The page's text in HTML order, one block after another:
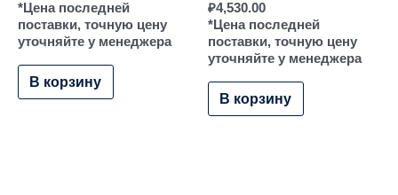
*Цена последней
поставки, точную цену
уточняйте у менеджера
В корзину
₽4,530.00
*Цена последней
поставки, точную цену
уточняйте у менеджера
В корзину